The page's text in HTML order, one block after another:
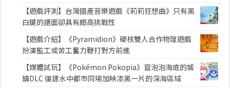
【遊戲評測】台灣國產音樂遊戲《莉莉狂想曲》只有黑
白鍵的譜面卻具有頗高挑戰性
【遊戲介紹】《Pyramidion》硬核雙人合作物理遊戲
扮演監工或苦工奮力鞭打對方前進
【媒體試玩】《Pokémon Pokopia》冒泡泡海底的城
鎮DLC 復建水中都市同場加映漆黑一片的深海區域